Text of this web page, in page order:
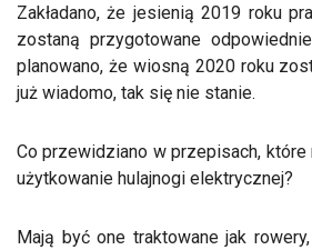
Zakładano, że jesienią 2019 roku
zostaną przygotowane
planowano, że wiosną 2020 roku
już wiadomo, tak się nie stanie.
Co przewidziano w przepisach, które
użytkowanie hulajnogi elektrycznej?
Mają być one traktowane jak